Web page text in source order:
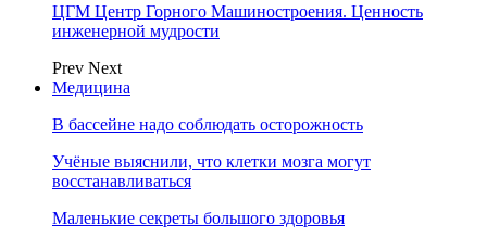
ЦГМ Центр Горного Машиностроения. Ценность
инженерной мудрости
Prev Next
Медицина
В бассейне надо соблюдать осторожность
Учёные выяснили, что клетки мозга могут
восстанавливаться
Маленькие секреты большого здоровья